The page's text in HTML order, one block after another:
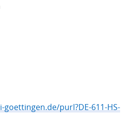
purl?DE-611-HS-